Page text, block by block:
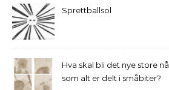
Sprettballsol
Hva skal bli det nye store nå
som alt er delt i småbiter?